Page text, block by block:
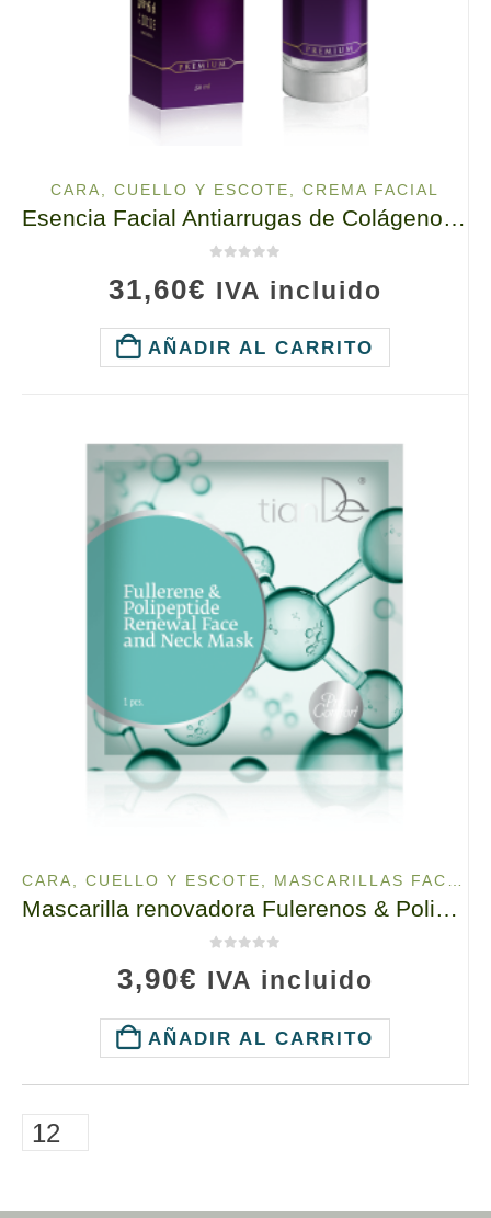
CARA, CUELLO Y ESCOTE CREMA FACIAL
Esencia Facial Antiarrugas de Colágeno, 10112 TianDe, 50 ml. Rejuvenecimiento e hidratación sin inyecciones.
31,60€ IVA incluido
AÑADIR AL CARRITO
CARA, CUELLO Y ESCOTE MASCARILLAS FACIALES
Mascarilla renovadora Fulerenos & Polipéptidos Rostro y Cuello, 52911 TianDe, 1ud, Cuidado para la preservación de la piel joven
3,90€ IVA incluido
AÑADIR AL CARRITO